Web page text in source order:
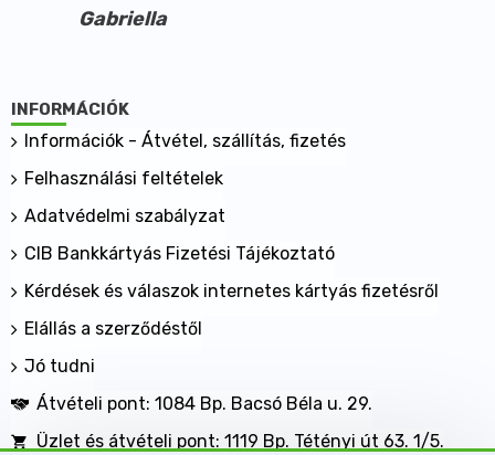
Gabriella
INFORMÁCIÓK
Információk - Átvétel, szállítás, fizetés
Felhasználási feltételek
Adatvédelmi szabályzat
CIB Bankkártyás Fizetési Tájékoztató
Kérdések és válaszok internetes kártyás fizetésről
Elállás a szerződéstől
Jó tudni
Átvételi pont: 1084 Bp. Bacsó Béla u. 29.
Üzlet és átvételi pont: 1119 Bp. Tétényi út 63. 1/5.